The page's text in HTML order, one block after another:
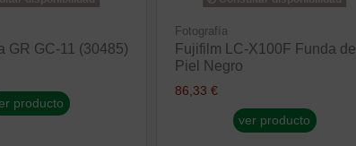
GR GC-11 (30485)
producto
Fotografía
Fujifilm LC-X100F Funda de
Piel Negro
86,33 €
ver producto